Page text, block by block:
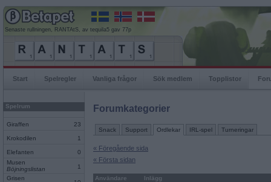
Senaste rullningen, RANTAtS, av tequila5 gav 77p
Start Spelregler Vanliga frågor Sök medlem Topplistor
Spelrum
Giraffen 23
Krokodilen 1
Elefanten
0
Musen
Böjningslistan
1
Grisen
Forumkategorier
Snack Support Ordlekar IRL-spel Turneringar
« Föregående sida
« Första sidan
Användare
Inlägg